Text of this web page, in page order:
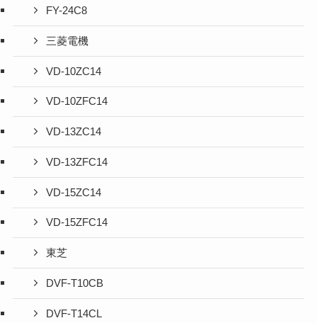
FY-24C8
三菱電機
VD-10ZC14
VD-10ZFC14
VD-13ZC14
VD-13ZFC14
VD-15ZC14
VD-15ZFC14
東芝
DVF-T10CB
DVF-T14CL